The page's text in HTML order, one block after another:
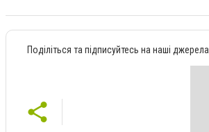
Поділіться та підписуйтесь на наші джерела